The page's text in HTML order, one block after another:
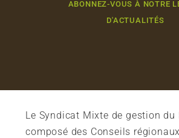
ABONNEZ-VOUS À NOTRE
D'ACTUALITÉS
Le Syndicat Mixte de gestion du
composé des Conseils